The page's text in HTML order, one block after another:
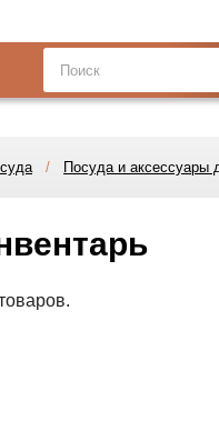
/ Посуда и аксессуары